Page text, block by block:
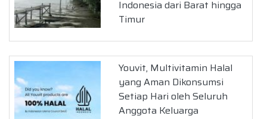
Indonesia dari Barat hingga
Timur
Youvit, Multivitamin Halal
yang Aman Dikonsumsi
Setiap Hari oleh Seluruh
Anggota Keluarga